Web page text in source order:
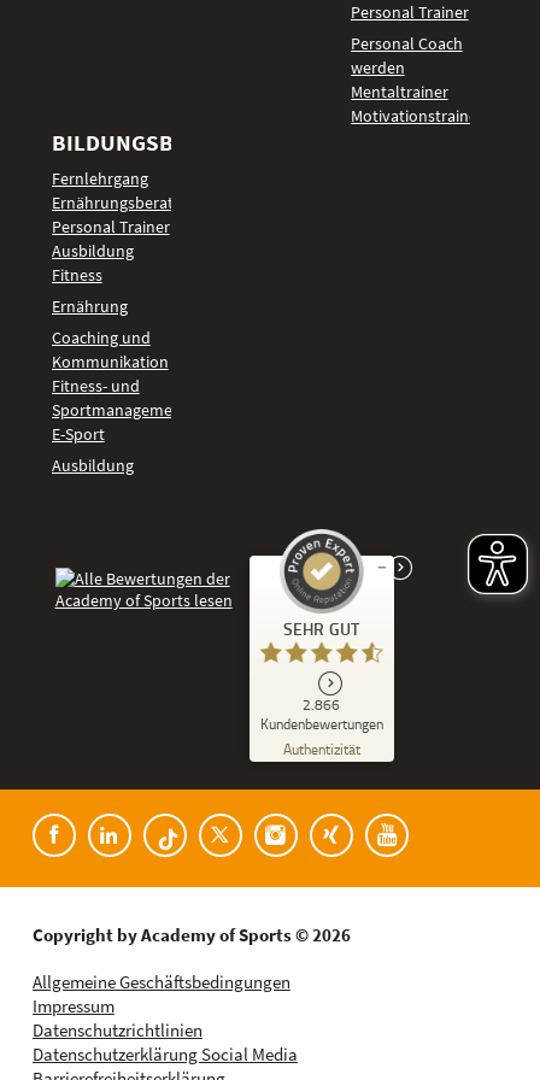
Personal Trainer
Personal Coach
werden
Mentaltrainer
Motivationstrainer
BILDUNGSBEREICHE
Fernlehrgang
Ernährungsberater
Personal Trainer
Ausbildung
Fitness
Ernährung
Coaching und
Kommunikation
Fitness- und
Sportmanagement
E-Sport
Ausbildung
SEHR GUT
2.866
Kundenbewertungen
Authentizität
Kundenbewertungen und Erfahrungen zu
Academy of Sports
%
Empfehlungen auf
ProvenExpert.com
4,53
182
Bewertungen auf
2.684
Bewertungen von
8
Copyright by Academy of Sports © 2026
Allgemeine Geschäftsbedingungen
Impressum
Datenschutzrichtlinien
Datenschutzerklärung Social Media